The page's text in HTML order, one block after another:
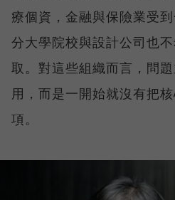
療個資，金融與保險業受
分大學院校與設計公司也
取。對這些組織而言，問
用，而是一開始就沒有把
項。